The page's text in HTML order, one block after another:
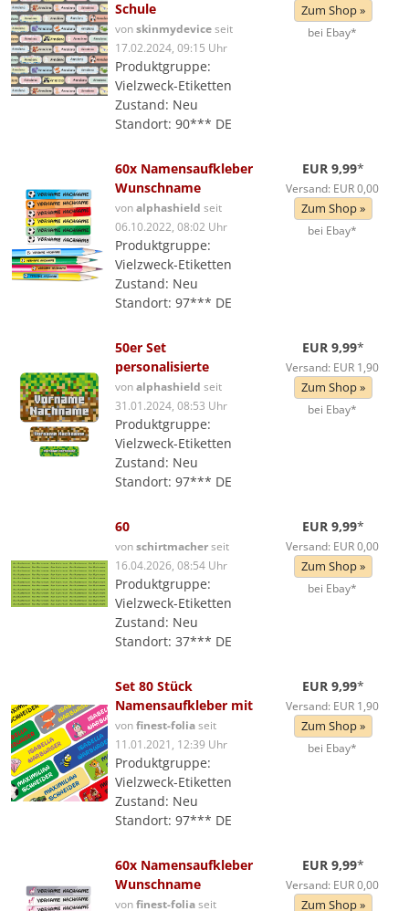
Schule
vonskinmydeviceseit
17.02.2024, 09:15 Uhr
Produktgruppe:
Vielzweck-Etiketten
Zustand: Neu
Standort: 90*** DE
Zum Shop »
bei Ebay*
60x Namensaufkleber
Wunschname
vonalphashield seit
06.10.2022, 08:02 Uhr
Produktgruppe:
Vielzweck-Etiketten
Zustand: Neu
Standort: 97*** DE
EUR 9,99*
Versand: EUR 0,00
Zum Shop »
bei Ebay*
50er Set
personalisierte
vonalphashield seit
31.01.2024, 08:53 Uhr
Produktgruppe:
Vielzweck-Etiketten
Zustand: Neu
Standort: 97*** DE
EUR 9,99*
Versand: EUR 1,90
Zum Shop »
bei Ebay*
60
vonschirtmacherseit
16.04.2026, 08:54 Uhr
Produktgruppe:
Vielzweck-Etiketten
Zustand: Neu
Standort: 37*** DE
EUR 9,99*
Versand: EUR 0,00
Zum Shop »
bei Ebay*
Set 80 Stück
Namensaufkleber mit
vonfinest-foliaseit
11.01.2021, 12:39 Uhr
Produktgruppe:
Vielzweck-Etiketten
Zustand: Neu
Standort: 97*** DE
EUR 9,99*
Versand: EUR 1,90
Zum Shop »
bei Ebay*
60x Namensaufkleber
Wunschname
vonfinest-foliaseit
EUR 9,99*
Versand: EUR 0,00
Zum Shop »